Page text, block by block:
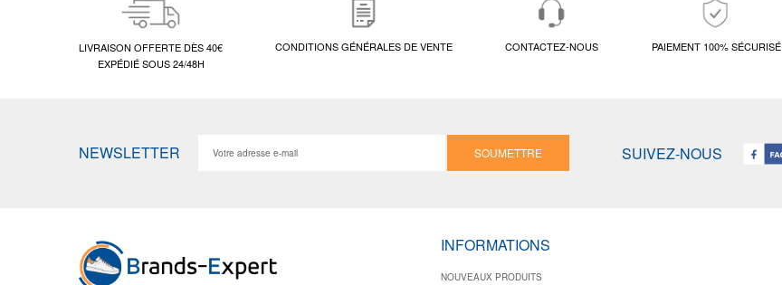
LIVRAISON OFFERTE DÈS 40€
EXPÉDIÉ SOUS 24/48H
CONDITIONS GÉNÉRALES DE VENTE CONTACTEZ-NOUS PAIEMENT 100% SÉCURISÉ
NEWSLETTER SOUMETTRE SUIVEZ-NOUS
INFORMATIONS
NOUVEAUX PRODUITS